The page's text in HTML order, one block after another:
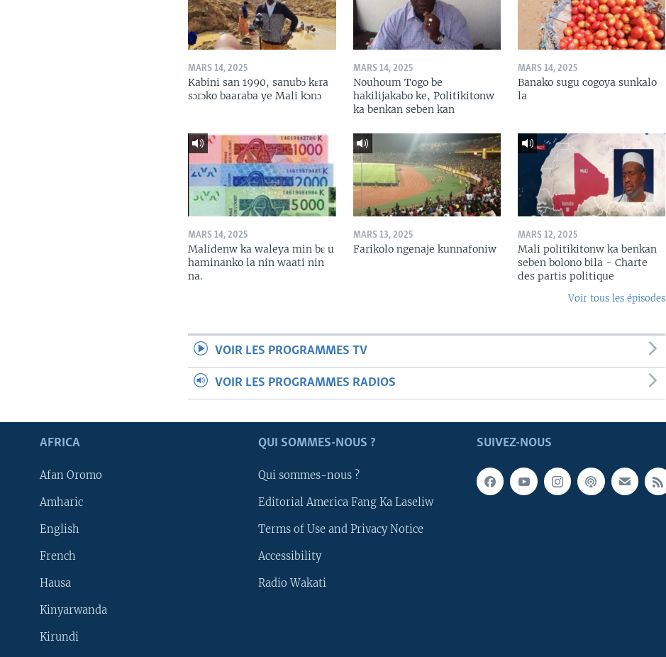
MARS 14, 2025
Kabini san 1990, sanubɔ kɛra
sɔrɔko baaraba ye Mali kɔnɔ
MARS 14, 2025
Nouhoum Togo be
hakilijakabo ke, Politikitonw
ka benkan seben kan
MARS 14, 2025
Banako sugu cogoya sunkalo
la
MARS 14, 2025
Malidenw ka waleya min bɛ u
haminanko la nin waati nin
na.
MARS 13, 2025
Farikolo ngenaje kunnafoniw
MARS 12, 2025
Mali politikitonw ka benkan
seben bolono bila - Charte
des partis politique
Voir tous les épisodes
VOIR LES PROGRAMMES TV
VOIR LES PROGRAMMES RADIOS
SUIVEZ-NOUS
AFRICA
Afan Oromo
Amharic
English
French
Hausa
Kinyarwanda
Kirundi
QUI SOMMES-NOUS ?
Qui sommes-nous ?
Editorial America Fang Ka Laseliw
Terms of Use and Privacy Notice
Accessibility
Radio Wakati